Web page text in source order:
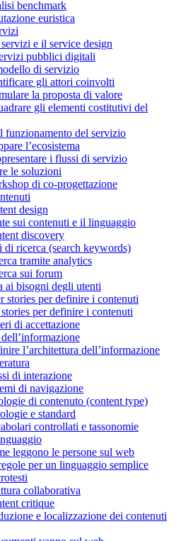
benchmark
euristica
e il service design
pubblici digitali
di servizio
gli attori coinvolti
la proposta di valore
gli elementi costitutivi del
funzionamento del servizio
l’ecosistema
i flussi di servizio
le soluzioni
di co-progettazione
design
sui contenuti e il linguaggio
discovery
di ricerca (search keywords)
tramite analytics
sui forum
ai bisogni degli utenti
stories per definire i contenuti
per definire i contenuti
di accettazione
l’architettura dell’informazione
di interazione
di navigazione
di contenuto (content type)
e standard
controllati e tassonomie
leggono le persone sul web
per un linguaggio semplice
collaborativa
critique
e localizzazione dei contenuti